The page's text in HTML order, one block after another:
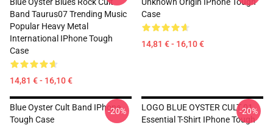
Band Taurus07 Trending Music
Popular Heavy Metal
International IPhone Tough
Case
14,81 € - 16,10 €
Case
14,81 € - 16,10 €
Blue Oyster Cult Band IPhone
Tough Case
-20%
LOGO BLUE OYSTER CULT 01
Essential T-Shirt IPhone Tough
-20%